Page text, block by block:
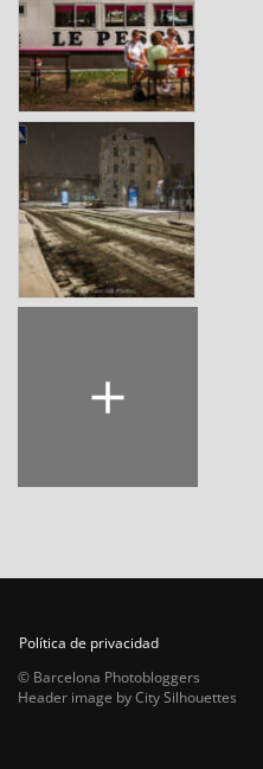
Política de privacidad
© Barcelona Photobloggers
Header image by City Silhouettes